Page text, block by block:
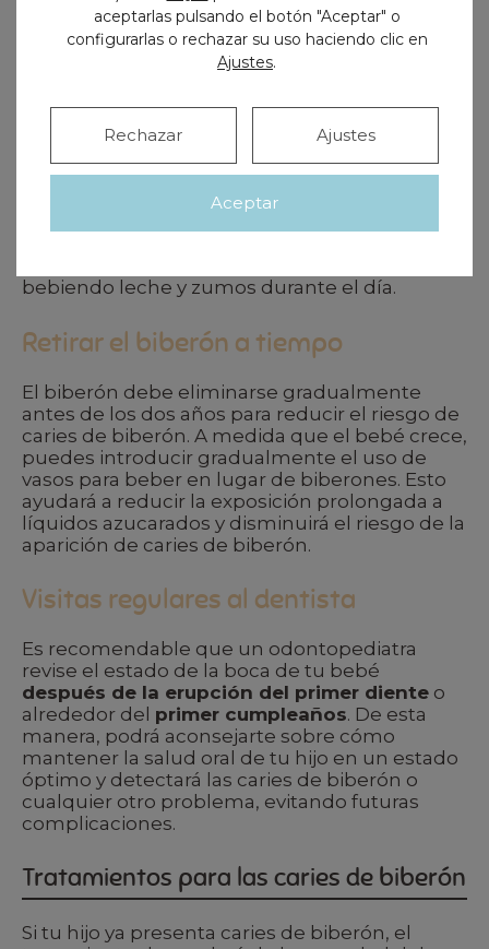
después de cada toma. Una vez que
aparezcan los primeros dientes, utilizar un
cepillo de dientes infantil con cerdas suaves.
Evitar líquidos azucarados antes de
Para prevenir el desarrollo de las caries de
bebiendo leche y zumos durante el día.
Retirar el biberón a tiempo
El biberón debe eliminarse gradualmente
antes de los dos años para reducir el riesgo de
caries de biberón. A medida que el bebé crece,
puedes introducir gradualmente el uso de
vasos para beber en lugar de biberones. Esto
ayudará a reducir la exposición prolongada a
líquidos azucarados y disminuirá el riesgo de la
aparición de caries de biberón.
Visitas regulares al dentista
Es recomendable que un odontopediatra
revise el estado de la boca de tu bebé
después de la erupción del primer diente o
alrededor del primer cumpleaños. De esta
manera, podrá aconsejarte sobre cómo
mantener la salud oral de tu hijo en un estado
óptimo y detectará las caries de biberón o
cualquier otro problema, evitando futuras
complicaciones.
Tratamientos para las caries de biberón
Si tu hijo ya presenta caries de biberón, el
aceptarlas pulsando el botón "Aceptar" o
configurarlas o rechazar su uso haciendo clic en
Ajustes.
Aceptar
Rechazar Ajustes